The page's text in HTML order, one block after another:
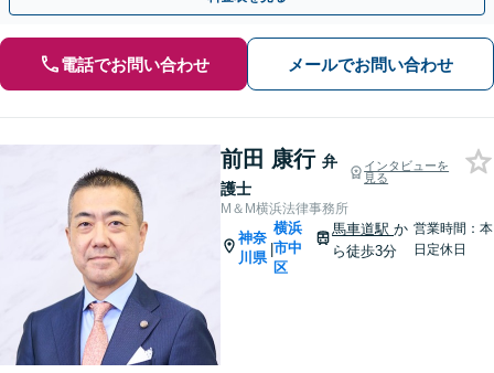
電話でお問い合わせ メールでお問い合わせ
前田 康行 弁
護士
インタビューを
見る
M＆M横浜法律事務所
神奈
川県
|
横浜
市中
区
馬車道駅か
ら徒歩3分
営業時間：本
日定休日